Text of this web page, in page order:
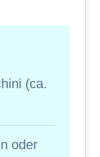
(ca.
oder